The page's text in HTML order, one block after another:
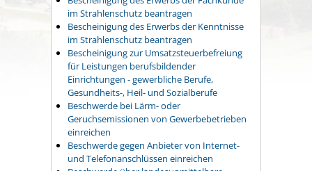
im Strahlenschutz beantragen
Bescheinigung des Erwerbs der Kenntnisse
im Strahlenschutz beantragen
Bescheinigung zur Umsatzsteuerbefreiung
für Leistungen berufsbildender
Einrichtungen - gewerbliche Berufe,
Gesundheits-, Heil- und Sozialberufe
Beschwerde bei Lärm- oder
Geruchsemissionen von Gewerbebetrieben
einreichen
Beschwerde gegen Anbieter von Internet-
und Telefonanschlüssen einreichen